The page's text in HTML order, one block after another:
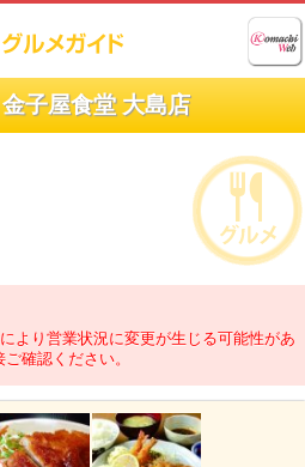
金子屋食堂 大島店
より営業状況に変更が生じる可能性があ
確認ください。